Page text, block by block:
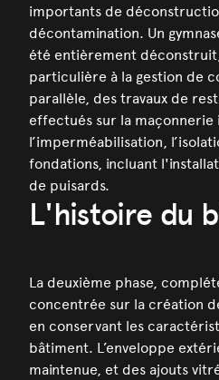
importants de
décontamination. Un
été entièrement
particulière à la gestion de
parallèle, des travaux de
effectués sur la
l’imperméabilisation,
fondations, incluant
de puisards.
L'histoire du
La deuxième phase,
concentrée sur la création
en conservant les
bâtiment. L’enveloppe
maintenue, et des ajouts